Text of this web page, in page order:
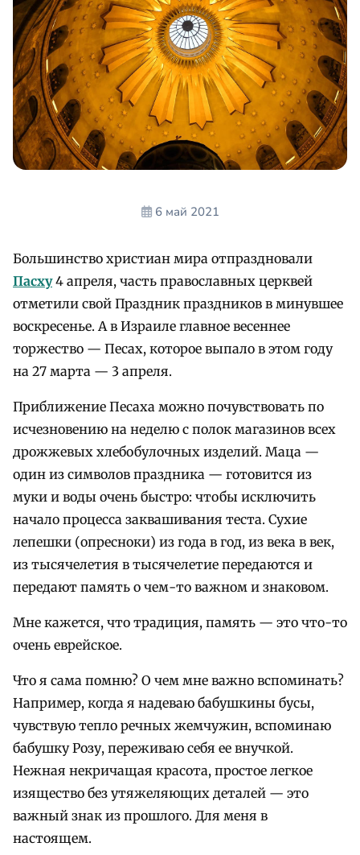
6 май 2021
Большинство христиан мира отпраздновали
Пасху4 апреля, часть православных церквей
отметили свой Праздник праздников в минувшее
воскресенье. А в Израиле главное весеннее
торжество — Песах, которое выпало в этом году
на 27 марта — 3 апреля.
Приближение Песаха можно почувствовать по
исчезновению на неделю с полок магазинов всех
дрожжевых хлебобулочных изделий. Маца —
один из символов праздника — готовится из
муки и воды очень быстро: чтобы исключить
начало процесса заквашивания теста. Сухие
лепешки (опресноки) из года в год, из века в век,
из тысячелетия в тысячелетие передаются и
передают память о чем-то важном и знаковом.
Мне кажется, что традиция, память — это что-то
очень еврейское.
Что я сама помню? О чем мне важно вспоминать?
Например, когда я надеваю бабушкины бусы,
чувствую тепло речных жемчужин, вспоминаю
бабушку Розу, переживаю себя ее внучкой.
Нежная некричащая красота, простое легкое
изящество без утяжеляющих деталей — это
важный знак из прошлого. Для меня в
настоящем.